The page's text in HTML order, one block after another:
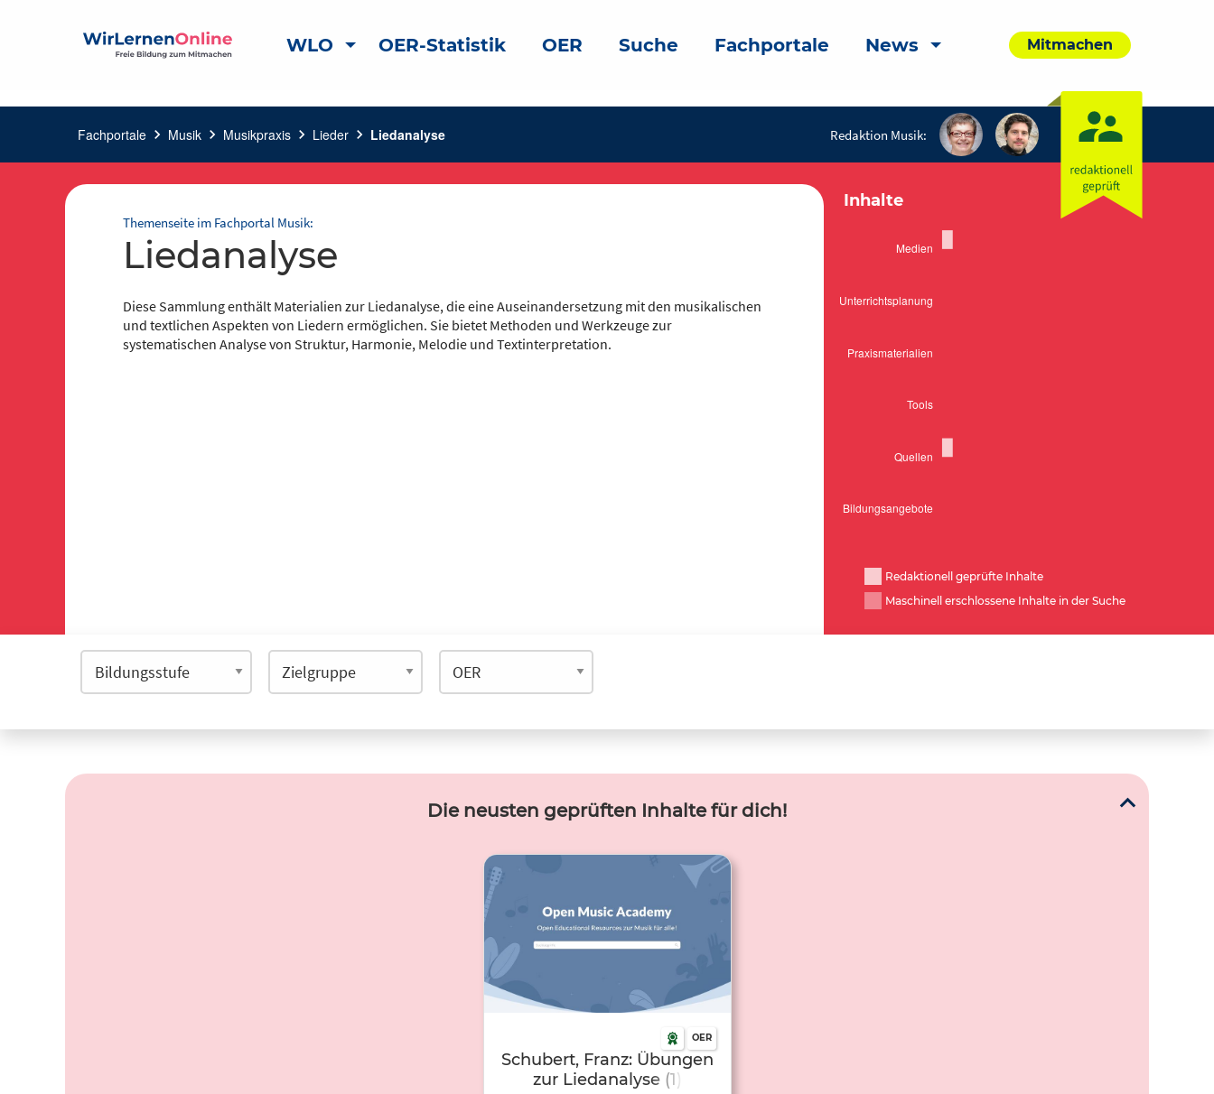
WLO OER-Statistik OER Suche Fachportale News Mitmachen
Fachportale chevron_right Musik chevron_right Musikpraxis chevron_right Lieder chevron_right Liedanalyse Redaktion Musik:
Themenseite im Fachportal Musik:
Liedanalyse
Diese Sammlung enthält Materialien zur Liedanalyse, die eine Auseinandersetzung mit den musikalischen
und textlichen Aspekten von Liedern ermöglichen. Sie bietet Methoden und Werkzeuge zur
systematischen Analyse von Struktur, Harmonie, Melodie und Textinterpretation.
Inhalte
Redaktionell geprüfte Inhalte
Maschinell erschlossene Inhalte in der Suche
Die neusten geprüften Inhalte für dich!
OER
Schubert, Franz: Übungen
zur Liedanalyse (1)